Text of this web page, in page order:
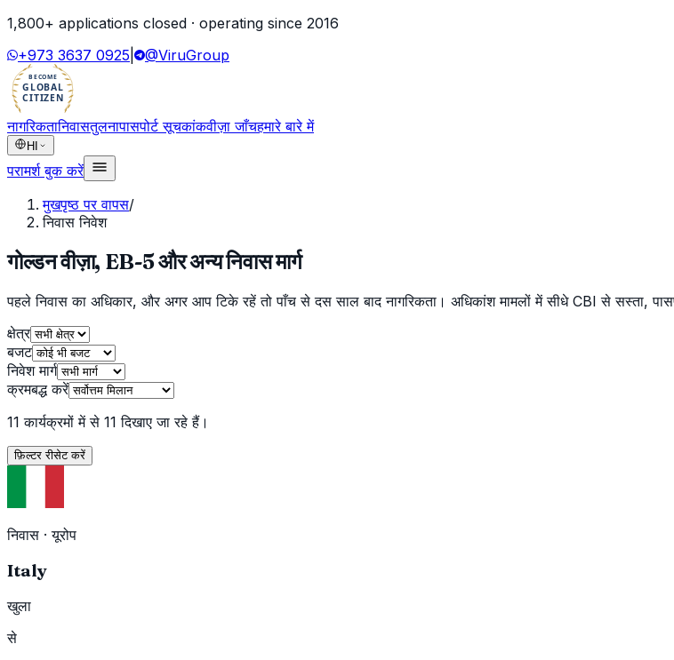
1,800+ applications closed · operating since 2016
+973 3637 0925
@ViruGroup
BECOME
GLOBAL
CITIZEN
नागरिकतानिवासतुलनापासपोर्ट सूचकांकवीज़ा जाँचहमारे बारे में
HI
परामर्श बुक करें
मुखपृष्ठ पर वापस/
निवास निवेश
गोल्डन वीज़ा, EB-5 और अन्य निवास मार्ग
पहले निवास का अधिकार, और अगर आप टिके रहें तो पाँच से दस साल बाद नागरिकता। अधिकांश मामलों में सीधे CBI से सस्ता,
क्षेत्र
बजट
निवेश मार्ग
क्रमबद्ध करें
11 कार्यक्रमों में से 11 दिखाए जा रहे हैं।
फ़िल्टर रीसेट करें
निवास ·यूरोप
Italy
खुला
से